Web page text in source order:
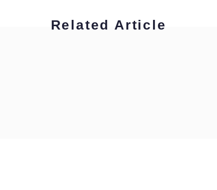
Related Article